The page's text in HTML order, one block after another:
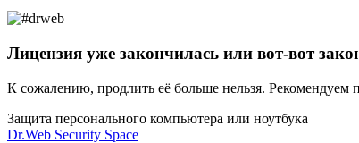
Лицензия уже закончилась или вот-вот
К сожалению, продлить её больше нельзя.
Защита персонального компьютера или ноутбука
Dr.Web Security Space